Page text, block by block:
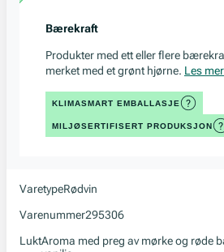
Bærekraft
Produkter med ett eller flere
merket med et grønt hjørne. Les mer
KLIMASMART EMBALLASJE
MILJØSERTIFISERT PRODUKSJON
VaretypeRødvin
Varenummer295306
LuktAroma med preg av mørke og røde